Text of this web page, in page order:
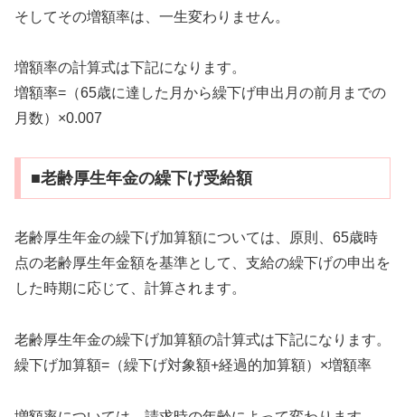
そしてその増額率は、一生変わりません。
増額率の計算式は下記になります。
増額率=（65歳に達した月から繰下げ申出月の前月までの
月数）×0.007
■老齢厚生年金の繰下げ受給額
老齢厚生年金の繰下げ加算額については、原則、65歳時
点の老齢厚生年金額を基準として、支給の繰下げの申出を
した時期に応じて、計算されます。
老齢厚生年金の繰下げ加算額の計算式は下記になります。
繰下げ加算額=（繰下げ対象額+経過的加算額）×増額率